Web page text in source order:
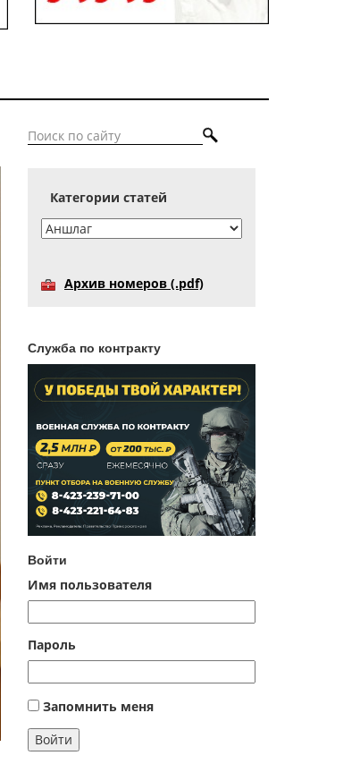
Категории статей
Архив номеров (.pdf)
Служба по контракту
Войти
Имя пользователя
Пароль
Запомнить меня
Войти